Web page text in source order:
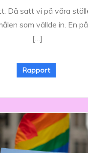
Då satt vi på våra
som vällde in. En
[…]
Rapport